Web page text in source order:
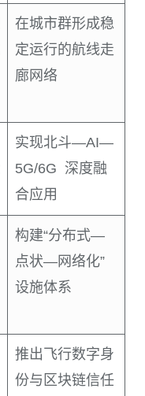
在城市群形成稳
定运行的航线走
廊网络
实现北斗—AI—
5G/6G 深度融
合应用
构建“分布式—
点状—网络化”
设施体系
推出飞行数字身
份与区块链信任